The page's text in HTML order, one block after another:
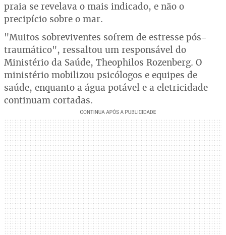
praia se revelava o mais indicado, e não o
precipício sobre o mar.
"Muitos sobreviventes sofrem de estresse pós-
traumático", ressaltou um responsável do
Ministério da Saúde, Theophilos Rozenberg. O
ministério mobilizou psicólogos e equipes de
saúde, enquanto a água potável e a eletricidade
continuam cortadas.